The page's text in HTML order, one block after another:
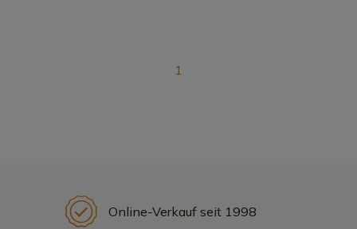
1
Online-Verkauf seit 1998